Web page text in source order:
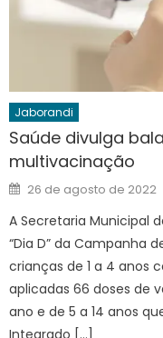
Jaborandi
Saúde divulga
multivacinação
Posted
on
26 de agosto de 2022
A Secretaria Municipal
“Dia D” da Campanha
crianças de 1 a 4 anos
aplicadas 66 doses de
ano e de 5 a 14 anos